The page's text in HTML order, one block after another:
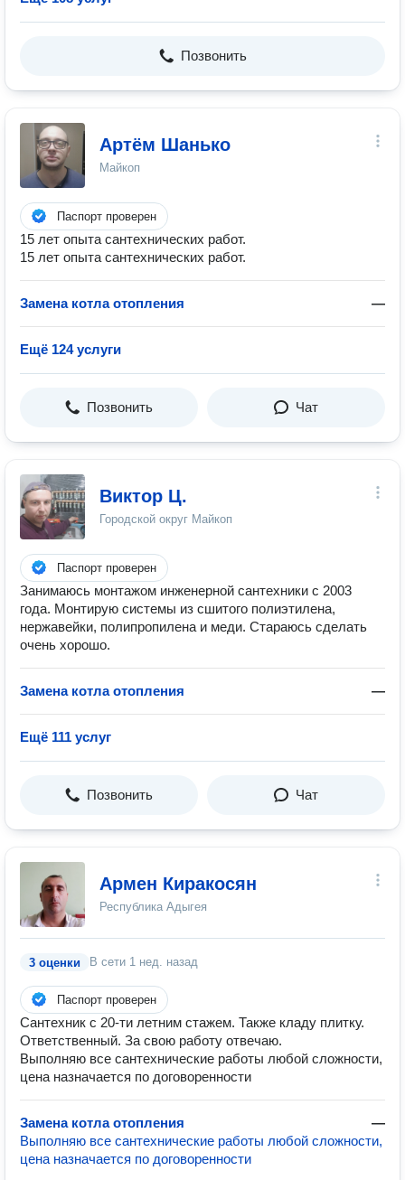
Позвонить
Артём Шанько
Майкоп
Паспорт проверен
15 лет опыта сантехнических работ.
15 лет опыта сантехнических работ.
Замена котла отопления —
Ещё 124 услуги
Позвонить Чат
Виктор Ц.
Городской округ Майкоп
Паспорт проверен
Занимаюсь монтажом инженерной сантехники с 2003
года. Монтирую системы из сшитого полиэтилена,
нержавейки, полипропилена и меди. Стараюсь сделать
очень хорошо.
Замена котла отопления —
Ещё 111 услуг
Позвонить Чат
Армен Киракосян
Республика Адыгея
3 оценки В сети 1 нед. назад
Паспорт проверен
Сантехник с 20-ти летним стажем. Также кладу плитку.
Ответственный. За свою работу отвечаю.
Выполняю все сантехнические работы любой сложности,
цена назначается по договоренности
Замена котла отопления
—
Выполняю все сантехнические работы любой сложности,
цена назначается по договоренности